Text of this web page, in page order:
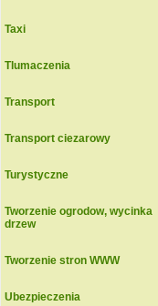
Taxi
Tlumaczenia
Transport
Transport ciezarowy
Turystyczne
Tworzenie ogrodow, wycinka
drzew
Tworzenie stron WWW
Ubezpieczenia